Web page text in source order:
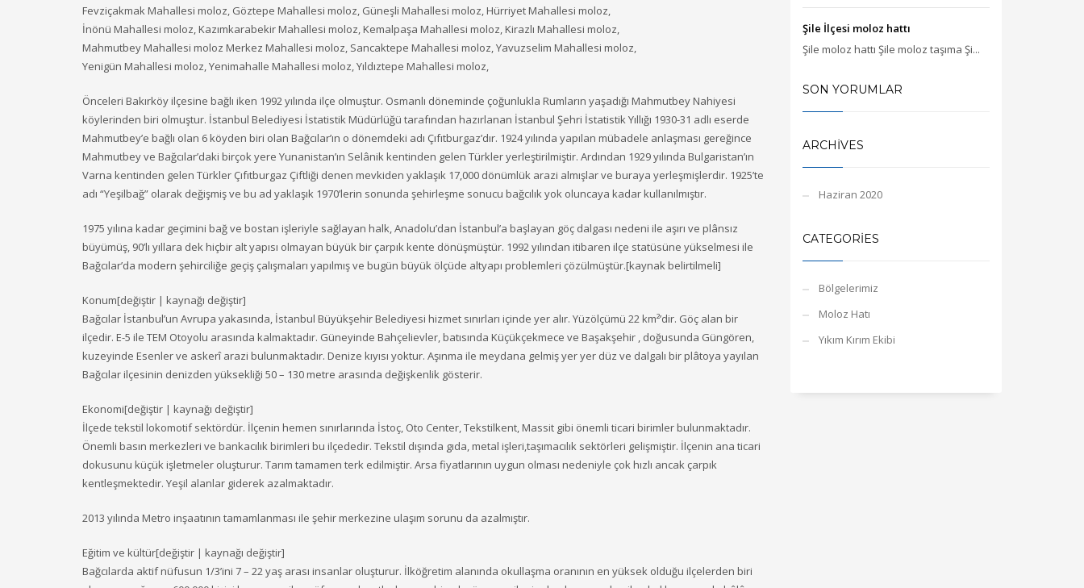
Fevziçakmak Mahallesi moloz, Göztepe Mahallesi moloz, Güneşli Mahallesi moloz, Hürriyet Mahallesi moloz,
İnönü Mahallesi moloz, Kazımkarabekir Mahallesi moloz, Kemalpaşa Mahallesi moloz, Kirazlı Mahallesi moloz,
Mahmutbey Mahallesi moloz Merkez Mahallesi moloz, Sancaktepe Mahallesi moloz, Yavuzselim Mahallesi moloz,
Yenigün Mahallesi moloz, Yenimahalle Mahallesi moloz, Yıldıztepe Mahallesi moloz,
Önceleri Bakırköy ilçesine bağlı iken 1992 yılında ilçe olmuştur. Osmanlı döneminde çoğunlukla Rumların yaşadığı Mahmutbey Nahiyesi
köylerinden biri olmuştur. İstanbul Belediyesi İstatistik Müdürlüğü tarafından hazırlanan İstanbul Şehri İstatistik Yıllığı 1930-31 adlı eserde
Mahmutbey’e bağlı olan 6 köyden biri olan Bağcılar’ın o dönemdeki adı Çıfıtburgaz’dır. 1924 yılında yapılan mübadele anlaşması gereğince
Mahmutbey ve Bağcılar’daki birçok yere Yunanistan’ın Selânik kentinden gelen Türkler yerleştirilmiştir. Ardından 1929 yılında Bulgaristan’ın
Varna kentinden gelen Türkler Çıfıtburgaz Çiftliği denen mevkiden yaklaşık 17,000 dönümlük arazi almışlar ve buraya yerleşmişlerdir. 1925’te
adı “Yeşilbağ” olarak değişmiş ve bu ad yaklaşık 1970’lerin sonunda şehirleşme sonucu bağcılık yok oluncaya kadar kullanılmıştır.
1975 yılına kadar geçimini bağ ve bostan işleriyle sağlayan halk, Anadolu’dan İstanbul’a başlayan göç dalgası nedeni ile aşırı ve plânsız
büyümüş, 90’lı yıllara dek hiçbir alt yapısı olmayan büyük bir çarpık kente dönüşmüştür. 1992 yılından itibaren ilçe statüsüne yükselmesi ile
Bağcılar’da modern şehirciliğe geçiş çalışmaları yapılmış ve bugün büyük ölçüde altyapı problemleri çözülmüştür.[kaynak belirtilmeli]
Konum[değiştir | kaynağı değiştir]
Bağcılar İstanbul’un Avrupa yakasında, İstanbul Büyükşehir Belediyesi hizmet sınırları içinde yer alır. Yüzölçümü 22 km²’dir. Göç alan bir
ilçedir. E-5 ile TEM Otoyolu arasında kalmaktadır. Güneyinde Bahçelievler, batısında Küçükçekmece ve Başakşehir , doğusunda Güngören,
kuzeyinde Esenler ve askerî arazi bulunmaktadır. Denize kıyısı yoktur. Aşınma ile meydana gelmiş yer yer düz ve dalgalı bir plâtoya yayılan
Bağcılar ilçesinin denizden yüksekliği 50 – 130 metre arasında değişkenlik gösterir.
Ekonomi[değiştir | kaynağı değiştir]
İlçede tekstil lokomotif sektördür. İlçenin hemen sınırlarında İstoç, Oto Center, Tekstilkent, Massit gibi önemli ticari birimler bulunmaktadır.
Önemli basın merkezleri ve bankacılık birimleri bu ilçededir. Tekstil dışında gıda, metal işleri,taşımacılık sektörleri gelişmiştir. İlçenin ana ticari
dokusunu küçük işletmeler oluşturur. Tarım tamamen terk edilmiştir. Arsa fiyatlarının uygun olması nedeniyle çok hızlı ancak çarpık
kentleşmektedir. Yeşil alanlar giderek azalmaktadır.
2013 yılında Metro inşaatının tamamlanması ile şehir merkezine ulaşım sorunu da azalmıştır.
Eğitim ve kültür[değiştir | kaynağı değiştir]
Bağcılarda aktif nüfusun 1/3’ini 7 – 22 yaş arası insanlar oluşturur. İlköğretim alanında okullaşma oranının en yüksek olduğu ilçelerden biri
Şile İlçesi moloz hattı
Şile moloz hattı Şile moloz taşıma Şi...
SON YORUMLAR
ARCHIVES
Haziran 2020
CATEGORIES
Bölgelerimiz
Moloz Hatı
Yıkım Kırım Ekibi